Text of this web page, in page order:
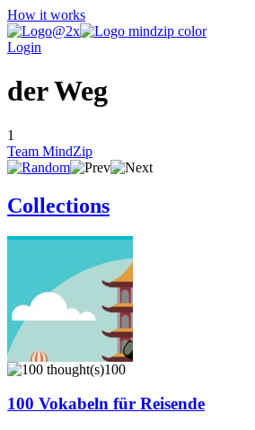
How it works
Login
der Weg
1
Team MindZip
Collections
100
100 Vokabeln für Reisende